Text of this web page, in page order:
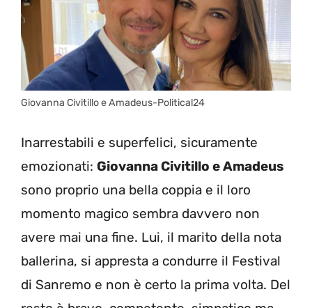
Giovanna Civitillo e Amadeus-Political24
Inarrestabili e superfelici, sicuramente
emozionati: Giovanna Civitillo e Amadeus
sono proprio una bella coppia e il loro
momento magico sembra davvero non
avere mai una fine. Lui, il marito della nota
ballerina, si appresta a condurre il Festival
di Sanremo e non è certo la prima volta. Del